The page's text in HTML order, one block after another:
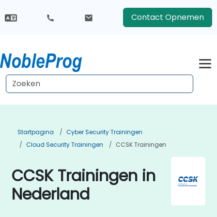
Contact Opnemen
Startpagina
Cyber Security Trainingen
Cloud Security Trainingen
CCSK Trainingen
CCSK Trainingen in
Nederland